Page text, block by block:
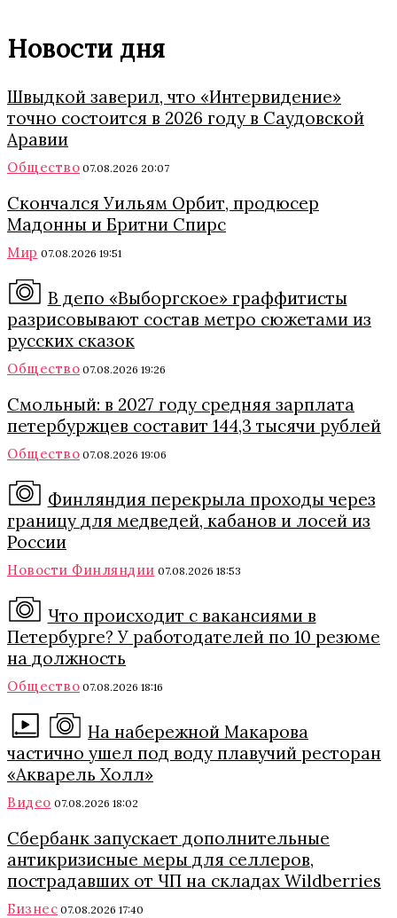
Новости дня
Швыдкой заверил, что «Интервидение»
точно состоится в 2026 году в Саудовской
Аравии
Общество 07.08.2026 20:07
Скончался Уильям Орбит, продюсер
Мадонны и Бритни Спирс
Мир 07.08.2026 19:51
В депо «Выборгское» граффитисты
разрисовывают состав метро сюжетами из
русских сказок
Общество 07.08.2026 19:26
Смольный: в 2027 году средняя зарплата
петербуржцев составит 144,3 тысячи рублей
Общество 07.08.2026 19:06
Финляндия перекрыла проходы через
границу для медведей, кабанов и лосей из
России
Новости Финляндии 07.08.2026 18:53
Что происходит с вакансиями в
Петербурге? У работодателей по 10 резюме
на должность
Общество 07.08.2026 18:16
На набережной Макарова
частично ушел под воду плавучий ресторан
«Акварель Холл»
Видео 07.08.2026 18:02
Сбербанк запускает дополнительные
антикризисные меры для селлеров,
пострадавших от ЧП на складах Wildberries
Бизнес 07.08.2026 17:40